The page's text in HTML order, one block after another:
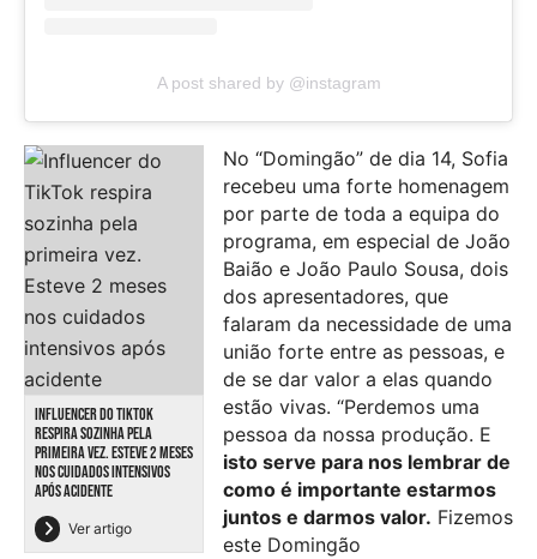
A post shared by @instagram
INFLUENCER DO TIKTOK
RESPIRA SOZINHA PELA
PRIMEIRA VEZ. ESTEVE 2 MESES
NOS CUIDADOS INTENSIVOS
APÓS ACIDENTE
Ver artigo
No “Domingão” de dia 14, Sofia
recebeu uma forte homenagem
por parte de toda a equipa do
programa, em especial de João
Baião e João Paulo Sousa, dois
dos apresentadores, que
falaram da necessidade de uma
união forte entre as pessoas, e
de se dar valor a elas quando
estão vivas. “Perdemos uma
pessoa da nossa produção. E
isto serve para nos lembrar de
como é importante estarmos
juntos e darmos valor. Fizemos
este Domingão